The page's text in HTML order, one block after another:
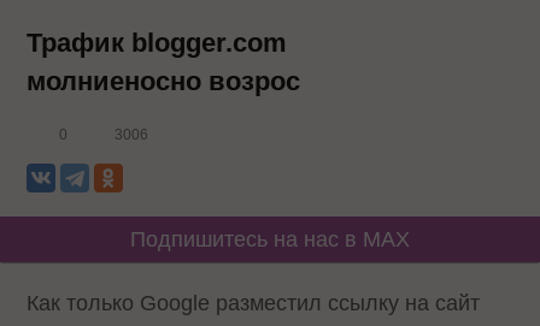
Трафик blogger.com
молниеносно возрос
0 3006
Подпишитесь на нас в MAX
Как только Google разместил ссылку на сайт